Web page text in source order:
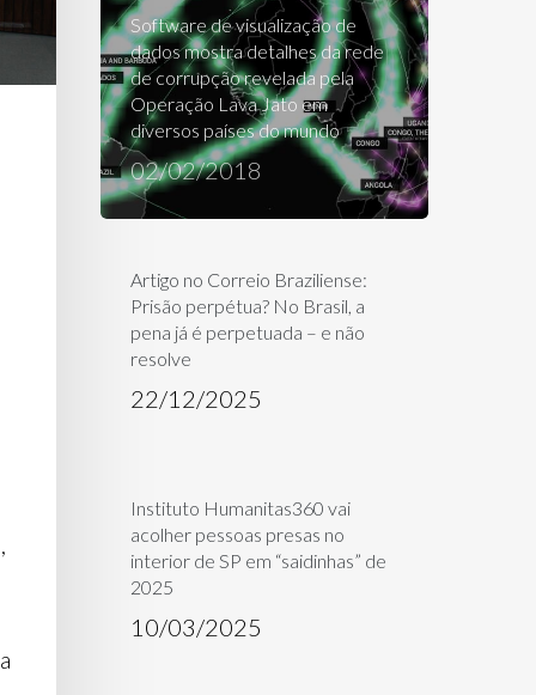
Software de visualização de
dados mostra detalhes da rede
de corrupção revelada pela
Operação Lava Jato em
diversos países do mundo
02/02/2018
Artigo no Correio Braziliense:
Prisão perpétua? No Brasil, a
pena já é perpetuada – e não
resolve
22/12/2025
Instituto Humanitas360 vai
acolher pessoas presas no
interior de SP em “saidinhas” de
2025
10/03/2025